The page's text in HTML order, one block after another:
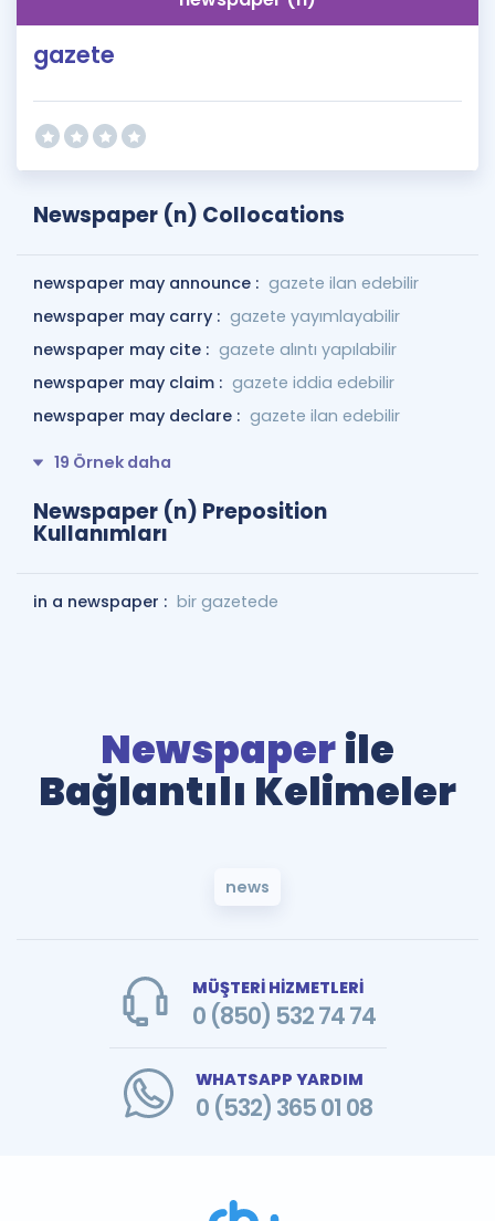
gazete
Newspaper (n) Collocations
newspaper may announce : gazete ilan edebilir
newspaper may carry : gazete yayımlayabilir
newspaper may cite : gazete alıntı yapılabilir
newspaper may claim : gazete iddia edebilir
newspaper may declare : gazete ilan edebilir
19 Örnek daha
Newspaper (n) Preposition
Kullanımları
in a newspaper : bir gazetede
Newspaperile
Bağlantılı Kelimeler
news
MÜŞTERİ HİZMETLERİ
0 (850) 532 74 74
WHATSAPP YARDIM
0 (532) 365 01 08